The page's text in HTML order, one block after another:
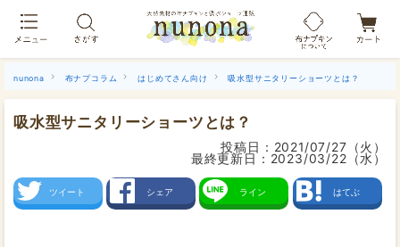
nunona 布ナプコラム はじめてさん向け 吸水型サニタリーショーツとは？
吸水型サニタリーショーツとは？
投稿日： 2021/07/27（火）
最終更新日： 2023/03/22（水）
ツイート シェア ライン はてぶ